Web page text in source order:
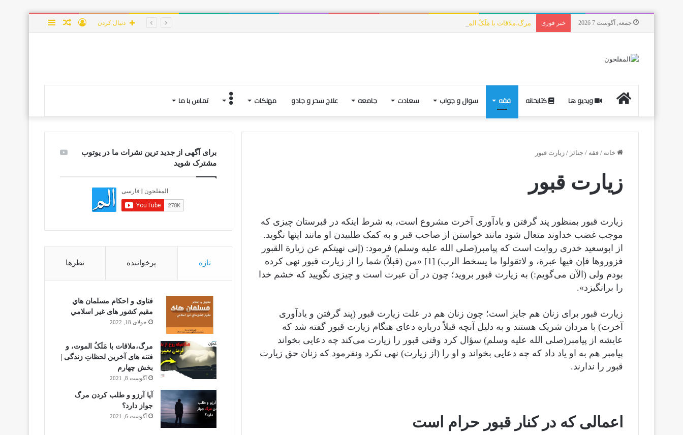
جمعه, آگوست 7 2026 خبر فوری مرگ،ملاقات با مَلَکُ الموت، و فتنه های آخرین لحظاتِ زندگی | بخش چهارم نوشته ورود دنبال کردن
ویدیو ها کتابخانه فقه سوال و جواب سعادت جامعه علاج سحر و جادو مهلکات تماس با ما
خانه / فقه / جنائز / زیارت قبور
زیارت قبور
زیارت قبور بمنظور پند گرفتن و یادآوری آخرت مشروع است، به شرط اینکه در قبرستان چیزی که
موجب غضب خداوند متعال شود مانند خواستن از صاحب قبر و به کمک طلبیدن او مانند اینها نگوید.
از ابوسعید خدری روایت است که پیامبر(صلى الله عليه وسلم) فرمود: (إنی نهیتکم عن زیارة القبور
فزوروها فإن فیها عبرة، و لاتقولوا ما یسخط الرب) [1] «من (قبلاً) شما را از زیارت قبور نهی کرده
بودم ولی (الآن می‌گویم:) به زیارت قبور بروید؛ چون در آن عبرت است و چیزی نگویید که خشم خدا
را برانگیزد».
زیارت قبور برای زنان هم جایز است؛ چون زنان هم در علت زیارت قبور (پند گرفتن و یادآوری
آخرت) با مردان شریک هستند و به دلیل آنچه قبلاً درباره دعای هنگام زیارت قبور گفته شد که
عایشه از پیامبر(صلى الله عليه وسلم) سؤال کرد وقتی قبور را زیارت می‌کند چه دعایی بخواند
پیامبر هم به او یاد داد که چه دعایی بخواند و او را (از زیارت) نهی نکرد ونفرمود که زنان حق زیارت
قبور را ندارند.
اعمالی که در کنار قبور حرام است
برای آگهی از جدید ترین نشرات ما در یوتوب
مشترک شوید
تازه پرخواننده نظرها
فتاوى و احكام مسلمان هاي
مقيم كشور هاى غير اسلامي
جولای 18, 2022
مرگ،ملاقات با مَلَکُ الموت، و
فتنه های آخرین لحظاتِ زندگی |
بخش چهارم
آگوست 8, 2021
آیا آرزو و طلب کردن مرگ
جواز دارد؟
آگوست 6, 2021